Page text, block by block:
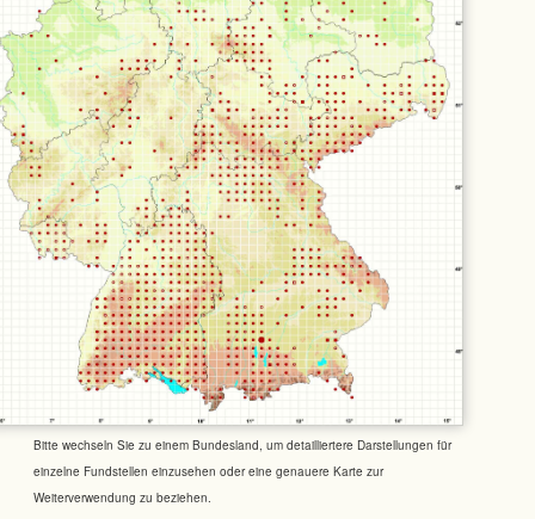
Bitte wechseln Sie zu einem Bundesland, um detailliertere Darstellungen für
einzelne Fundstellen einzusehen oder eine genauere Karte zur
Weiterverwendung zu beziehen.